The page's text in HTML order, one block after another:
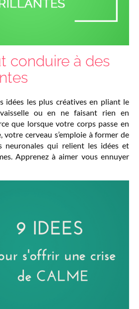
conduire à des
idées les plus créatives en pliant le
ou en ne faisant rien en
que lorsque votre corps passe en
cerveau s’emploie à former de
neuronales qui relient les idées et
Apprenez à aimer vous ennuyer